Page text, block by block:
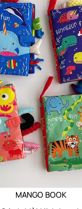
MANGO BOOK